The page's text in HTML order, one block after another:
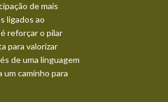
de mais
ligados ao
reforçar o pilar
para valorizar
de uma linguagem
um caminho para